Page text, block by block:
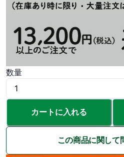
数量
カートに入れる
この商品に関して